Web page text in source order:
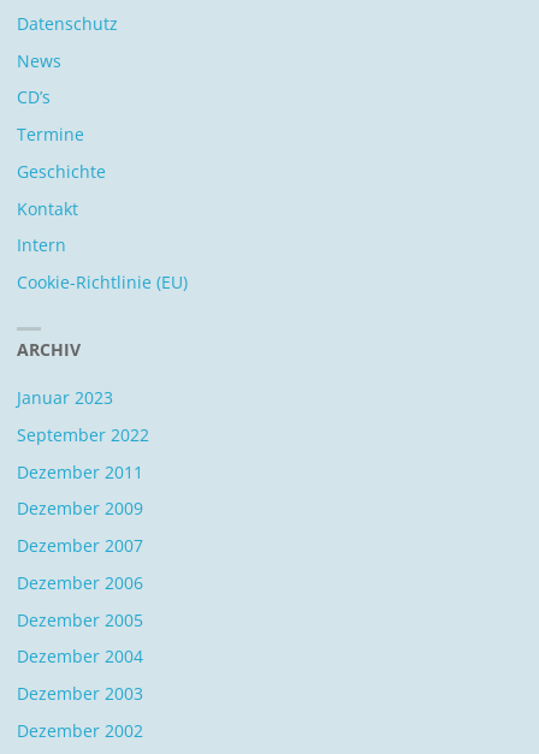
Datenschutz
News
CD’s
Termine
Geschichte
Kontakt
Intern
Cookie-Richtlinie (EU)
ARCHIV
Januar 2023
September 2022
Dezember 2011
Dezember 2009
Dezember 2007
Dezember 2006
Dezember 2005
Dezember 2004
Dezember 2003
Dezember 2002